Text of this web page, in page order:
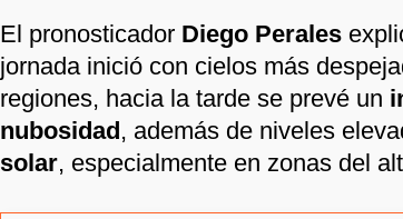
El pronosticador Diego Perales
jornada inició con cielos más
regiones, hacia la tarde se prevé un
nubosidad, además de niveles
solar, especialmente en zonas del